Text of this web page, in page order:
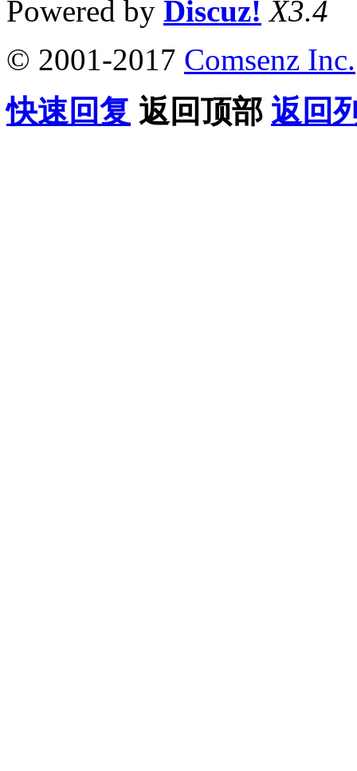
Powered by Discuz! X3.4
© 2001-2017 Comsenz Inc.
快速回复 返回顶部 返回